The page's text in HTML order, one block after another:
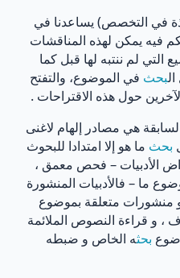
في التخصص) يساعدنا في
فيه يمكن لهذه المناقشات
التي لم ننتبه لها قبل كما
بحث في الموضوع، والتفتح
حول هذه الاقتراحات .
هي مصادر إلهام لاغنى
بحث ما هو إلا امتدادا للبحوث
الأدبيات – فحص معمق ،
ما – فالأدبيات المنشورة
متعلقة بموضوع
و قراءة النصوص الملائمة
بحثه الخاص و ضبطه